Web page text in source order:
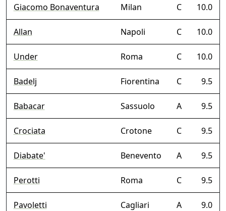
Giacomo Bonaventura Milan C 10.0
Allan Napoli C 10.0
Under Roma C 10.0
Badelj Fiorentina C 9.5
Babacar Sassuolo A 9.5
Crociata Crotone C 9.5
Diabate' Benevento A 9.5
Perotti Roma C 9.5
Pavoletti Cagliari A 9.0